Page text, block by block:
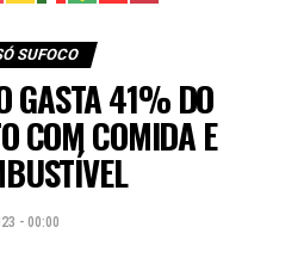
SUFOCO
GASTA 41% DO
COM COMIDA E
- 00:00